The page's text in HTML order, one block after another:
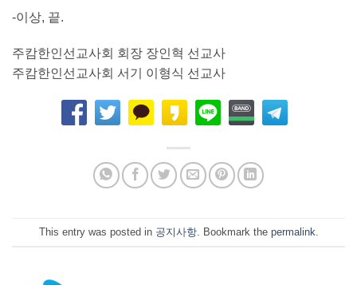
-이상, 끝.
주캄한인선교사회 회장 장인혁 선교사
주캄한인선교사회 서기 이형식 선교사
This entry was posted in 공지사항. Bookmark the permalink